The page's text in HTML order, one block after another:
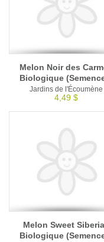
Melon Noir des
Biologique
Jardins de l'Écoumène
4,49 $
Melon Sweet
Biologique